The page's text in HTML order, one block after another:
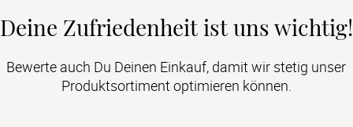
Deine Zufriedenheit ist uns wichtig!
Bewerte auch Du Deinen Einkauf, damit wir stetig unser
Produktsortiment optimieren können.